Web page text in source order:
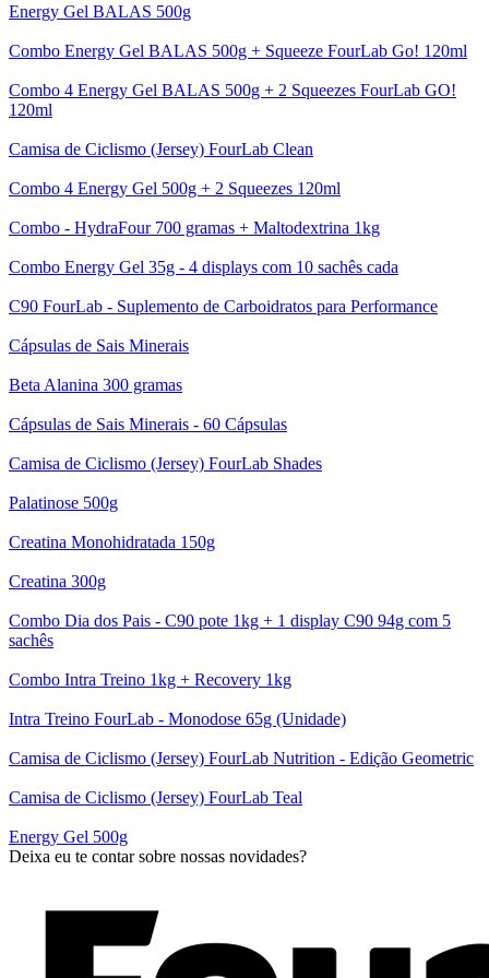
Energy Gel BALAS 500g
Combo Energy Gel BALAS 500g + Squeeze FourLab Go! 120ml
Combo 4 Energy Gel BALAS 500g + 2 Squeezes FourLab GO!
120ml
Camisa de Ciclismo (Jersey) FourLab Clean
Combo 4 Energy Gel 500g + 2 Squeezes 120ml
Combo - HydraFour 700 gramas + Maltodextrina 1kg
Combo Energy Gel 35g - 4 displays com 10 sachês cada
C90 FourLab - Suplemento de Carboidratos para Performance
Cápsulas de Sais Minerais
Beta Alanina 300 gramas
Cápsulas de Sais Minerais - 60 Cápsulas
Camisa de Ciclismo (Jersey) FourLab Shades
Palatinose 500g
Creatina Monohidratada 150g
Creatina 300g
Combo Dia dos Pais - C90 pote 1kg + 1 display C90 94g com 5
sachês
Combo Intra Treino 1kg + Recovery 1kg
Intra Treino FourLab - Monodose 65g (Unidade)
Camisa de Ciclismo (Jersey) FourLab Nutrition - Edição Geometric
Camisa de Ciclismo (Jersey) FourLab Teal
Energy Gel 500g
Deixa eu te contar sobre nossas novidades?